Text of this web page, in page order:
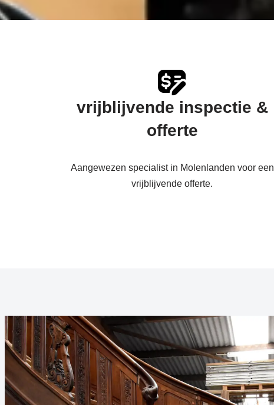
vrijblijvende inspectie &
offerte
Aangewezen specialist in Molenlanden voor een
vrijblijvende offerte.